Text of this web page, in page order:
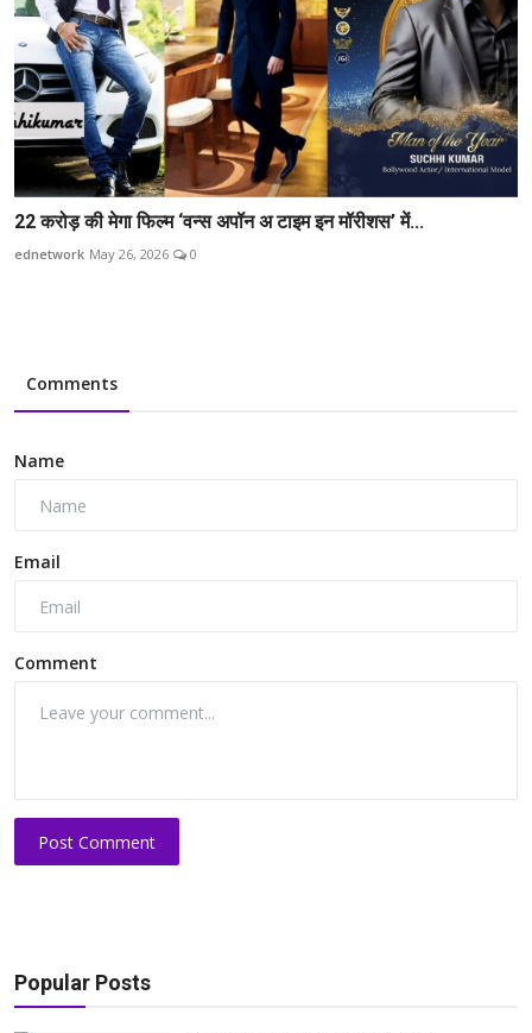
22 करोड़ की मेगा फिल्म ‘वन्स अपॉन अ टाइम इन मॉरीशस’ में...
ednetwork May 26, 2026 0
Comments
Name
Email
Comment
Post Comment
Popular Posts